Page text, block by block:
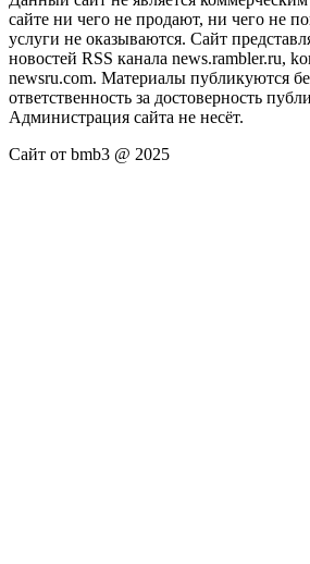
сайте ни чего не продают, ни чего не
услуги не оказываются. Сайт
новостей RSS канала news.rambler.ru,
newsru.com. Материалы публикуются
ответственность за достоверность
Администрация сайта не несёт.
Сайт от bmb3 @ 2025